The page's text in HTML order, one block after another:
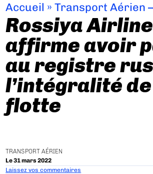
Accueil »Transport Aérien
Rossiya
affirme avoir
au registre
l’intégralité
flotte
TRANSPORT AÉRIEN
Le 31 mars 2022
Laissez vos commentaires